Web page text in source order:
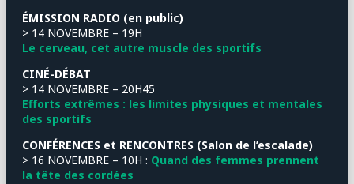
ÉMISSION RADIO (en public)
> 14 NOVEMBRE – 19H
Le cerveau, cet autre muscle des sportifs
CINÉ-DÉBAT
> 14 NOVEMBRE – 20H45
Efforts extrêmes : les limites physiques et mentales
des sportifs
CONFÉRENCES et RENCONTRES (Salon de l’escalade)
> 16 NOVEMBRE – 10H : Quand des femmes prennent
la tête des cordées